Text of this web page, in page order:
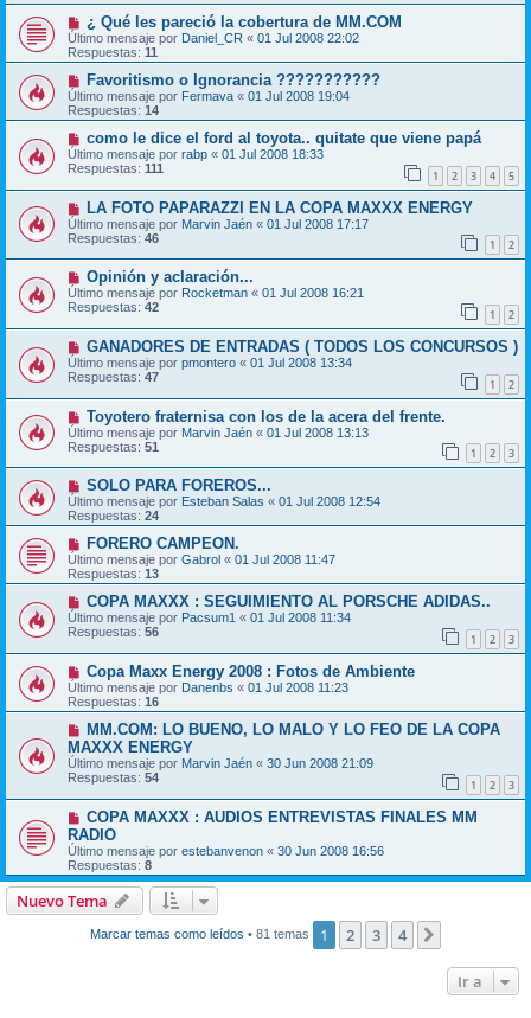
¿ Qué les pareció la cobertura de MM.COM
Último mensaje por Daniel_CR « 01 Jul 2008 22:02
Respuestas: 11
Favoritismo o Ignorancia ???????????
Último mensaje por Fermava « 01 Jul 2008 19:04
Respuestas: 14
como le dice el ford al toyota.. quitate que viene papá
Último mensaje por rabp « 01 Jul 2008 18:33
Respuestas: 111 1 2 3 4 5
LA FOTO PAPARAZZI EN LA COPA MAXXX ENERGY
Último mensaje por Marvin Jaén « 01 Jul 2008 17:17
Respuestas: 46 1 2
Opinión y aclaración...
Último mensaje por Rocketman « 01 Jul 2008 16:21
Respuestas: 42 1 2
GANADORES DE ENTRADAS ( TODOS LOS CONCURSOS )
Último mensaje por pmontero « 01 Jul 2008 13:34
Respuestas: 47 1 2
Toyotero fraternisa con los de la acera del frente.
Último mensaje por Marvin Jaén « 01 Jul 2008 13:13
Respuestas: 51 1 2 3
SOLO PARA FOREROS...
Último mensaje por Esteban Salas « 01 Jul 2008 12:54
Respuestas: 24
FORERO CAMPEON.
Último mensaje por Gabrol « 01 Jul 2008 11:47
Respuestas: 13
COPA MAXXX : SEGUIMIENTO AL PORSCHE ADIDAS..
Último mensaje por Pacsum1 « 01 Jul 2008 11:34
Respuestas: 56 1 2 3
Copa Maxx Energy 2008 : Fotos de Ambiente
Último mensaje por Danenbs « 01 Jul 2008 11:23
Respuestas: 16
MM.COM: LO BUENO, LO MALO Y LO FEO DE LA COPA
MAXXX ENERGY
Último mensaje por Marvin Jaén « 30 Jun 2008 21:09
Respuestas: 54 1 2 3
COPA MAXXX : AUDIOS ENTREVISTAS FINALES MM
RADIO
Último mensaje por estebanvenon « 30 Jun 2008 16:56
Respuestas: 8
Nuevo Tema
Marcar temas como leídos • 81 temas 1 2 3 4
Ir a